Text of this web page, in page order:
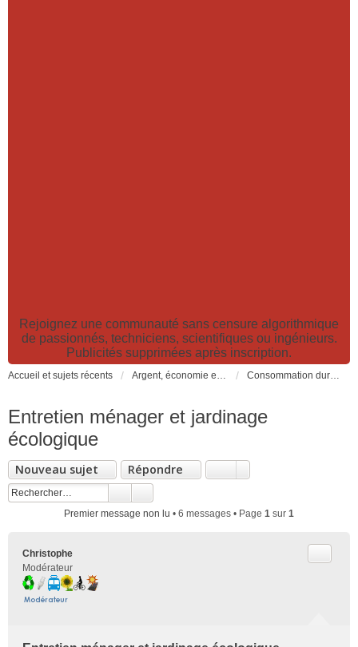
Rejoignez une communauté sans censure algorithmique
de passionnés, techniciens, scientifiques ou ingénieurs.
Publicités supprimées après inscription.
Accueil et sujets récents Argent, économie et finance. Alimentation et agriculture. Développement durable, pollution de l'air et catastrophes. Gestion des déchets. Consommation durable: consommer responsable, alimentation, trucs et astuces
Entretien ménager et jardinage
écologique
Nouveau sujet Répondre
Premier message non lu • 6 messages • Page 1 sur 1
Christophe
Modérateur